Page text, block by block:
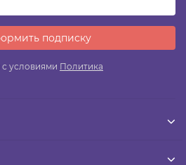
подписку
условиями Политика